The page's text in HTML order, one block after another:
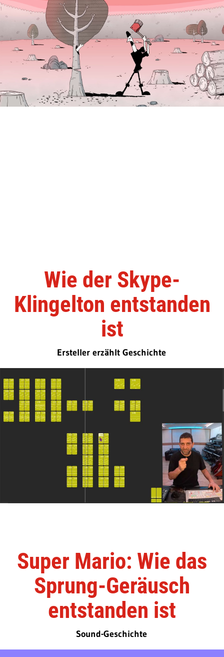
Wie der Skype-
Klingelton entstanden
ist
Ersteller erzählt Geschichte
Super Mario: Wie das
Sprung-Geräusch
entstanden ist
Sound-Geschichte